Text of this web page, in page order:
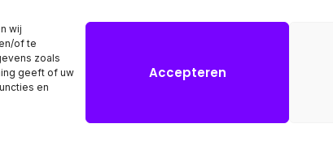
wij
of te
zoals
geeft of uw
en
Accepteren
winkel of bezoekadres, wij leveren uw product